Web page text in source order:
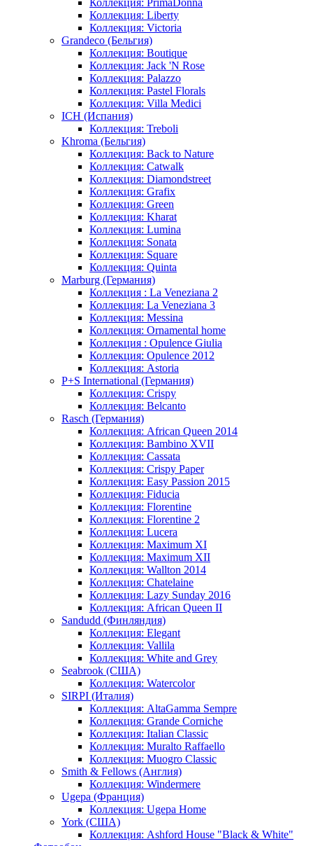
Коллекция: PrimaDonna
Коллекция: Liberty
Коллекция: Victoria
Grandeco (Бельгия)
Коллекция: Boutique
Коллекция: Jack 'N Rose
Коллекция: Palazzo
Коллекция: Pastel Florals
Коллекция: Villa Medici
ICH (Испания)
Коллекция: Treboli
Khroma (Бельгия)
Коллекция: Back to Nature
Коллекция: Catwalk
Коллекция: Diamondstreet
Коллекция: Grafix
Коллекция: Green
Коллекция: Kharat
Коллекция: Lumina
Коллекция: Sonata
Коллекция: Square
Коллекция: Quinta
Marburg (Германия)
Коллекция : La Veneziana 2
Коллекция: La Veneziana 3
Коллекция: Messina
Коллекция: Ornamental home
Коллекция : Opulence Giulia
Коллекция: Opulence 2012
Коллекция: Astoria
P+S International (Германия)
Коллекция: Crispy
Коллекция: Belcanto
Rasch (Германия)
Коллекция: African Queen 2014
Коллекция: Bambino XVII
Коллекция: Cassata
Коллекция: Crispy Paper
Коллекция: Easy Passion 2015
Коллекция: Fiducia
Коллекция: Florentine
Коллекция: Florentine 2
Коллекция: Lucera
Коллекция: Maximum XI
Коллекция: Maximum XII
Коллекция: Wallton 2014
Коллекция: Chatelaine
Коллекция: Lazy Sunday 2016
Коллекция: African Queen II
Sandudd (Финляндия)
Коллекция: Elegant
Коллекция: Vallila
Коллекция: White and Grey
Seabrook (США)
Коллекция: Watercolor
SIRPI (Италия)
Коллекция: AltaGamma Sempre
Коллекция: Grande Corniche
Коллекция: Italian Classic
Коллекция: Muralto Raffaello
Коллекция: Muogro Сlassic
Smith & Fellows (Англия)
Коллекция: Windermere
Ugepa (Франция)
Коллекция: Ugepa Home
York (США)
Коллекция: Ashford House "Black & White"